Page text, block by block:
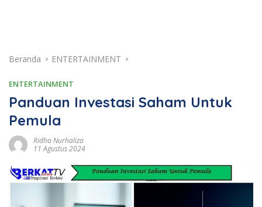
Beranda ENTERTAINMENT
ENTERTAINMENT
Panduan Investasi Saham Untuk
Pemula
Ridha Nurhaliza
11 Agustus 2024